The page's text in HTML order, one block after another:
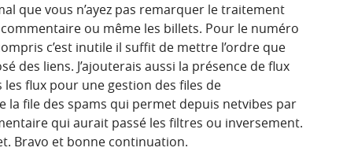
que vous n’ayez pas remarquer le traitement
ou même les billets. Pour le numéro
c’est inutile il suffit de mettre l’ordre que
des liens. J’ajouterais aussi la présence de flux
flux pour une gestion des files de
la file des spams qui permet depuis netvibes par
qui aurait passé les filtres ou inversement.
Bravo et bonne continuation.